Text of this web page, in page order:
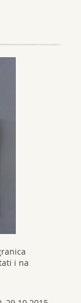
i na